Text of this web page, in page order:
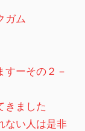
ガム
すーその２－
きました
ない人は是非